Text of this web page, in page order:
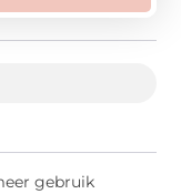
gebruik